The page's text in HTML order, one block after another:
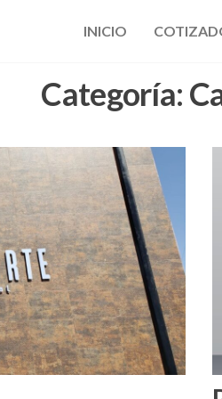
INICIO
Categoría: